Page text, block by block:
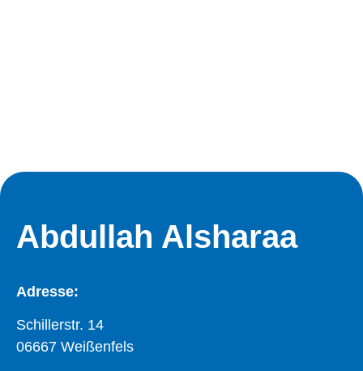
Abdullah Alsharaa
Adresse:
Schillerstr. 14
06667 Weißenfels